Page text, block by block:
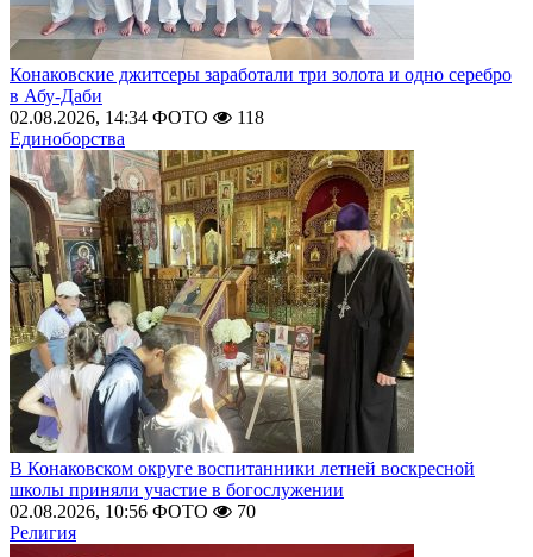
Конаковские джитсеры заработали три золота и одно серебро
в Абу-Даби
02.08.2026, 14:34 ФОТО
118
Единоборства
В Конаковском округе воспитанники летней воскресной
школы приняли участие в богослужении
02.08.2026, 10:56 ФОТО
70
Религия